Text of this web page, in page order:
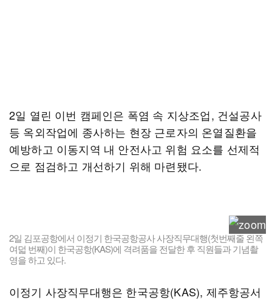
2일 열린 이번 캠페인은 폭염 속 지상조업, 건설공사
등 옥외작업에 종사하는 현장 근로자의 온열질환을
예방하고 이동지역 내 안전사고 위험 요소를 선제적
으로 점검하고 개선하기 위해 마련됐다.
2일 김포공항에서 이정기 한국공항공사 사장직무대행(첫번째줄 왼쪽
여덟 번째)이 한국공항(KAS)에 격려품을 전달한 후 직원들과 기념촬
영을 하고 있다.
이정기 사장직무대행은 한국공항(KAS), 제주항공서